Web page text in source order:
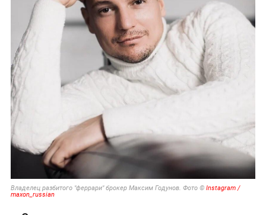
Владелец разбитого "феррари" брокер Максим Годунов. Фото © Instagram /
maxon_russian